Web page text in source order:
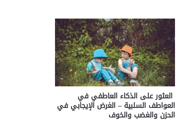
العثور على الذكاء العاطفي في
العواطف السلبية – الغرض الإيجابي في
الحزن والغضب والخوف